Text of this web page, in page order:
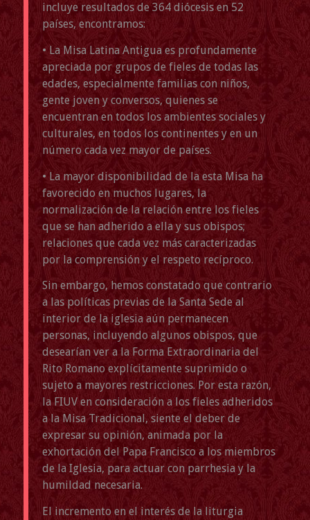
incluye resultados de 364 diócesis en 52
países, encontramos:
• La Misa Latina Antigua es profundamente
apreciada por grupos de fieles de todas las
edades, especialmente familias con niños,
gente joven y conversos, quienes se
encuentran en todos los ambientes sociales y
culturales, en todos los continentes y en un
número cada vez mayor de países.
• La mayor disponibilidad de la esta Misa ha
favorecido en muchos lugares, la
normalización de la relación entre los fieles
que se han adherido a ella y sus obispos;
relaciones que cada vez más caracterizadas
por la comprensión y el respeto recíproco.
Sin embargo, hemos constatado que contrario
a las políticas previas de la Santa Sede al
interior de la iglesia aún permanecen
personas, incluyendo algunos obispos, que
desearían ver a la Forma Extraordinaria del
Rito Romano explícitamente suprimido o
sujeto a mayores restricciones. Por esta razón,
la FIUV en consideración a los fieles adheridos
a la Misa Tradicional, siente el deber de
expresar su opinión, animada por la
exhortación del Papa Francisco a los miembros
de la Iglesia, para actuar con parrhesia y la
humildad necesaria.
El incremento en el interés de la liturgia